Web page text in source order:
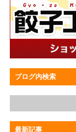
ブログ内検索
最新記事